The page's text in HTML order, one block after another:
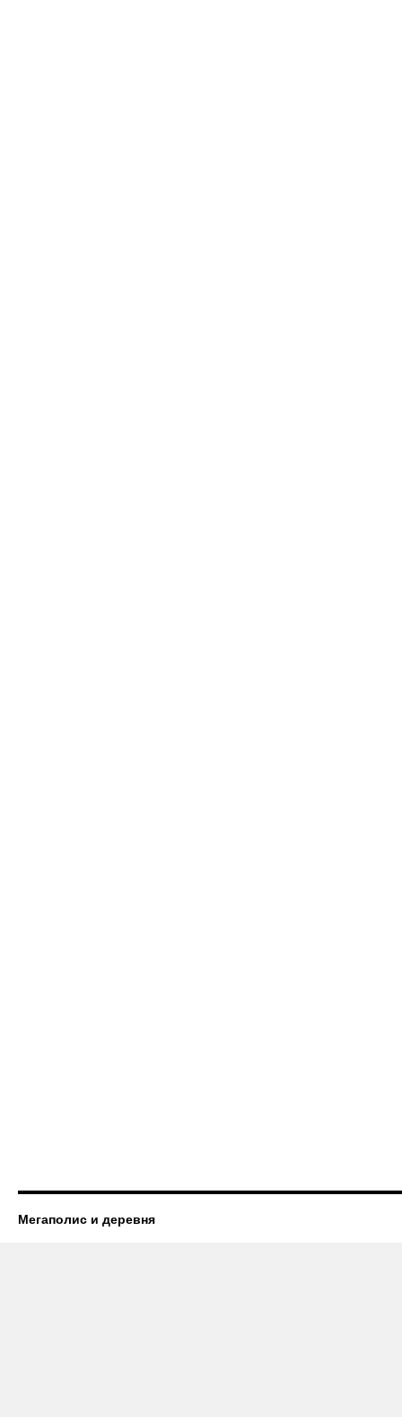
Мегаполис и деревня